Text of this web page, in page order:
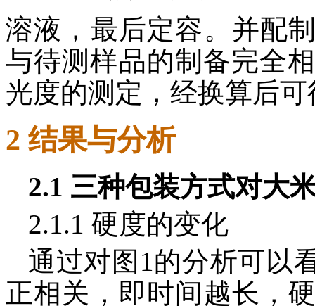
溶液，最后定容。并配
与待测样品的制备完全
光度的测定，经换算后
2 结果与分析
2.1 三种包装方式对大
2.1.1 硬度的变化
通过对图1的分析可以
正相关，即时间越长，